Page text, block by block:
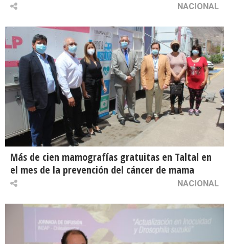
NACIONAL
Más de cien mamografías gratuitas en Taltal en
el mes de la prevención del cáncer de mama
NACIONAL